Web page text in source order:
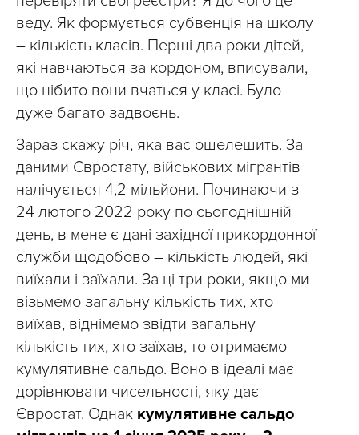
веду. Як формується субвенція на школу
– кількість класів. Перші два роки дітей,
які навчаються за кордоном, вписували,
що нібито вони вчаться у класі. Було
дуже багато задвоєнь.
Зараз скажу річ, яка вас ошелешить. За
даними Євростату, військових мігрантів
налічується 4,2 мільйони. Починаючи з
24 лютого 2022 року по сьогоднішній
день, в мене є дані західної прикордонної
служби щодобово – кількість людей, які
виїхали і заїхали. За ці три роки, якщо ми
візьмемо загальну кількість тих, хто
виїхав, віднімемо звідти загальну
кількість тих, хто заїхав, то отримаємо
кумулятивне сальдо. Воно в ідеалі має
дорівнювати чисельності, яку дає
Євростат. Однак кумулятивне сальдо